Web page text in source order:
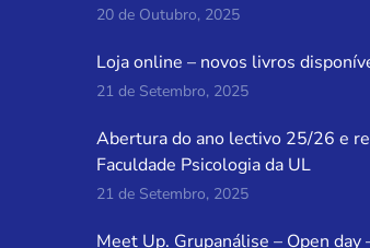
20 de Outubro, 2025
Loja online – novos livros
21 de Setembro, 2025
Abertura do ano lectivo 25/26 e
Faculdade Psicologia da UL
21 de Setembro, 2025
Meet Up. Grupanálise – Open